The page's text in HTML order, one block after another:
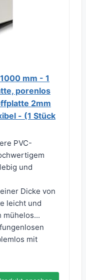
mm - 1
porenlos
2mm
- (1 Stück
PVC-
und
Dicke von
leicht und
mühelos...
fungenlosen
mit